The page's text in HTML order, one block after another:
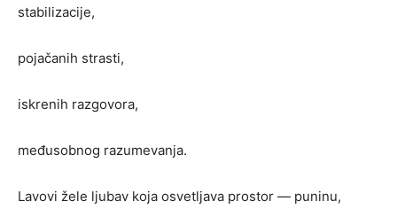
stabilizacije,
pojačanih strasti,
iskrenih razgovora,
međusobnog razumevanja.
Lavovi žele ljubav koja osvetljava prostor — puninu,